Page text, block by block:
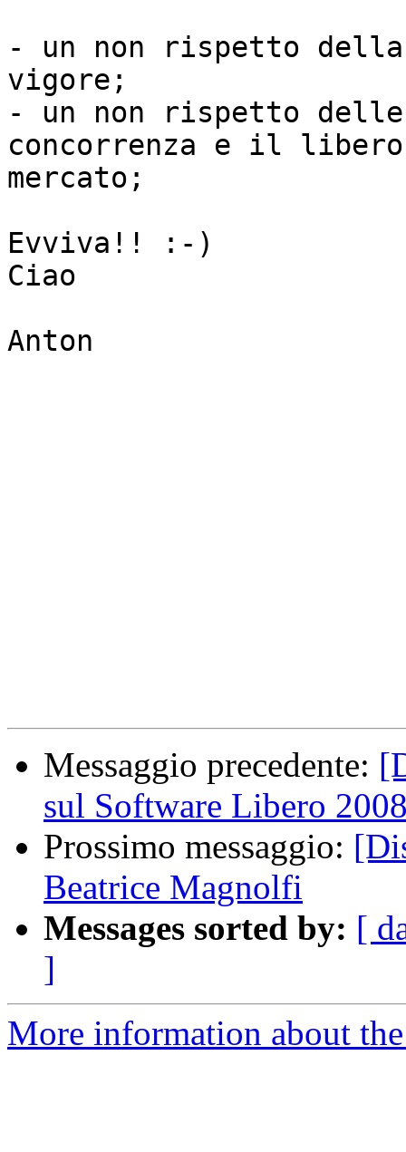
- un non rispetto
vigore;
- un non rispetto
concorrenza e il libero
mercato;
Evviva!! :-)
Ciao
Anton
Messaggio precedente:
sul Software Libero
Prossimo messaggio:
Beatrice Magnolfi
Messages sorted by: [
]
More information about